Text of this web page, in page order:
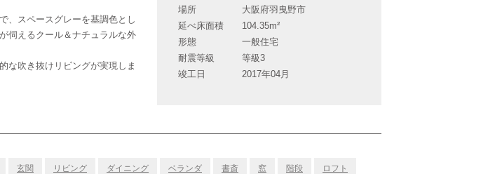
、スペースグレーを基調色とし
伺えるクール＆ナチュラルな外
な吹き抜けリビングが実現しま
場所
大阪府羽曳野市
延べ床面積
104.35m²
形態
一般住宅
耐震等級
等級3
竣工日
2017年04月
玄関 リビング ダイニング ベランダ 書斎 窓 階段 ロフト